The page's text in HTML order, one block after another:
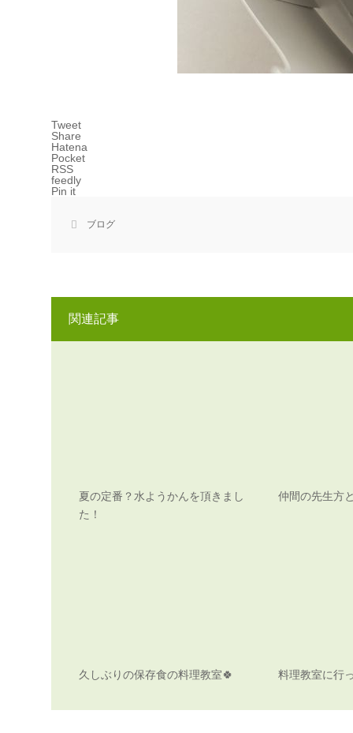
Tweet
Share
Hatena
Pocket
RSS
feedly
Pin it
ブログ
関連記事
夏の定番？水ようかんを頂きまし
た！
仲間の先生方
久しぶりの保存食の料理教室🍀 料理教室に行